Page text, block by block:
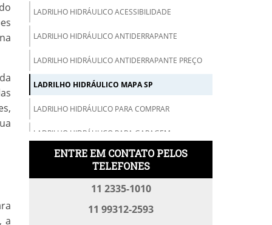
a
LADRILHO HIDRÁULICO ACESSIBILIDADE
LADRILHO HIDRÁULICO ANTIDERRAPANTE
LADRILHO HIDRÁULICO ANTIDERRAPANTE PREÇO
LADRILHO HIDRÁULICO MAPA SP
LADRILHO HIDRÁULICO PARA COMPRAR
LADRILHO HIDRÁULICO PARA GARAGEM
LADRILHO HIDRÁULICO PARA RAMPA DE GARAGEM
LADRILHO HIDRÁULICO PISO TÁTIL
LADRILHO HIDRÁULICO PREÇO
ENTRE EM CONTATO PELOS
TELEFONES
11 2335-1010
11 99312-2593